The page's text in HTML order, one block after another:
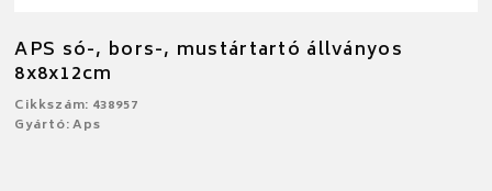
APS só-, bors-, mustártartó állványos
8x8x12cm
Cikkszám: 438957
Gyártó: Aps